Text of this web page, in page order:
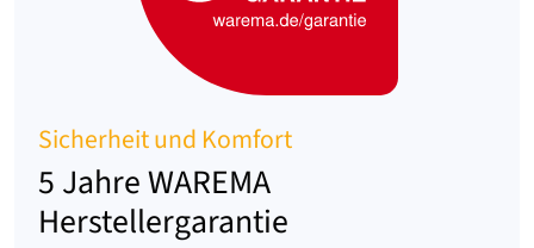
Sicherheit und Komfort
5 Jahre WAREMA
Herstellergarantie